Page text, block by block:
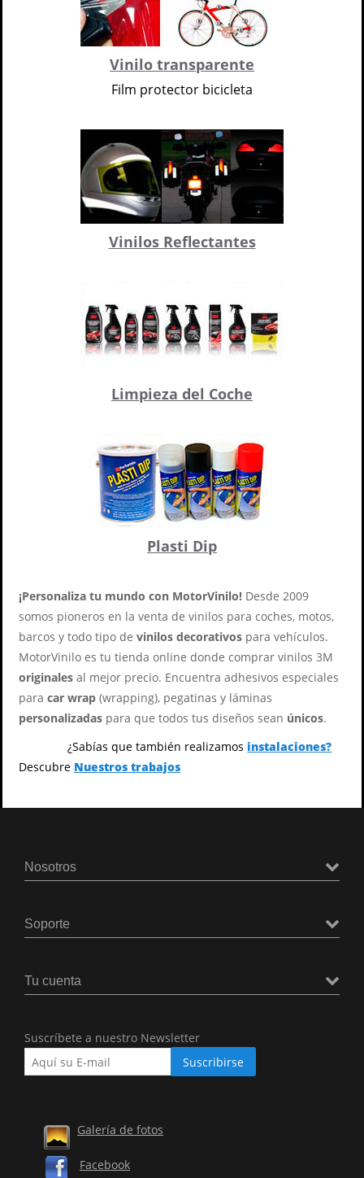
Vinilo transparente
Film protector bicicleta
Vinilos Reflectantes
Limpieza del Coche
Plasti Dip
¡Personaliza tu mundo con MotorVinilo! Desde 2009
somos pioneros en la venta de vinilos para coches, motos,
barcos y todo tipo de vinilos decorativos para vehículos.
MotorVinilo es tu tienda online donde comprar vinilos 3M
originales al mejor precio. Encuentra adhesivos especiales
para car wrap (wrapping), pegatinas y láminas
personalizadas para que todos tus diseños sean únicos.
¿Sabías que también realizamos instalaciones?
Descubre Nuestros trabajos
Nosotros
Soporte
Tu cuenta
Suscríbete a nuestro Newsletter
Galería de fotos
Facebook